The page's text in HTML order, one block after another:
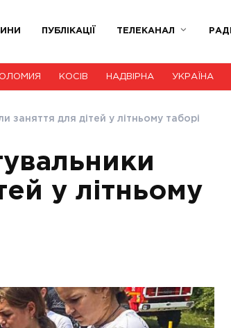
ПУБЛІКАЦІЇ ТЕЛЕКАНАЛ
КОСІВ НАДВІРНА УКРАЇНА
заняття для дітей у літньому таборі
у літньому